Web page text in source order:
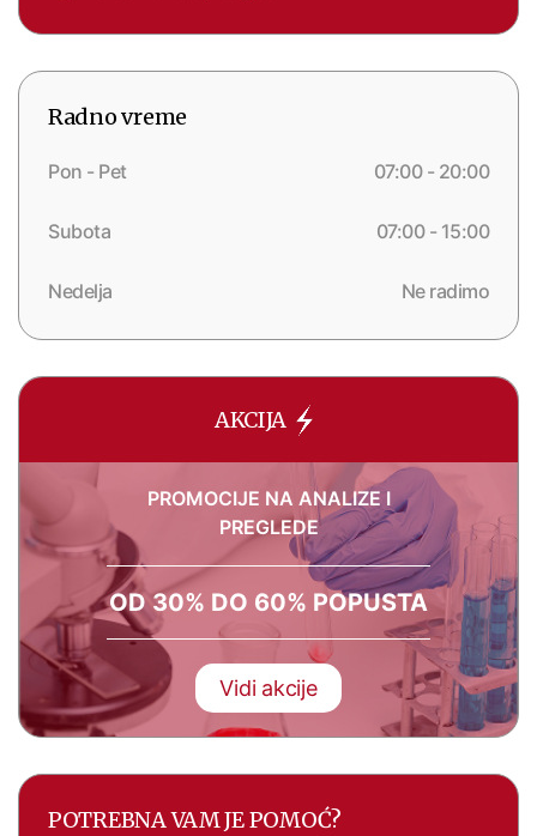
Radno vreme
Pon - Pet 07:00 - 20:00
Subota 07:00 - 15:00
Nedelja Ne radimo
AKCIJA
PROMOCIJE NA ANALIZE I
PREGLEDE
OD 30% DO 60% POPUSTA
Vidi akcije
POTREBNA VAM JE POMOĆ?